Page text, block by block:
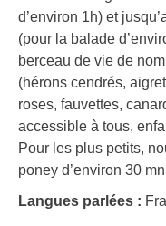
d’environ 1h) et
(pour la balade
berceau de vie de
(hérons cendrés,
roses, fauvettes,
accessible à tous,
Pour les plus petits,
poney d’environ 30 mn
Langues parlées :